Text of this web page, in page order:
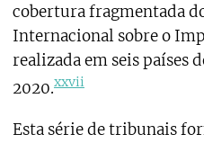
cobertura fragmentada
Internacional sobre o
realizada em seis países
2020.xxvii
Esta série de tribunais